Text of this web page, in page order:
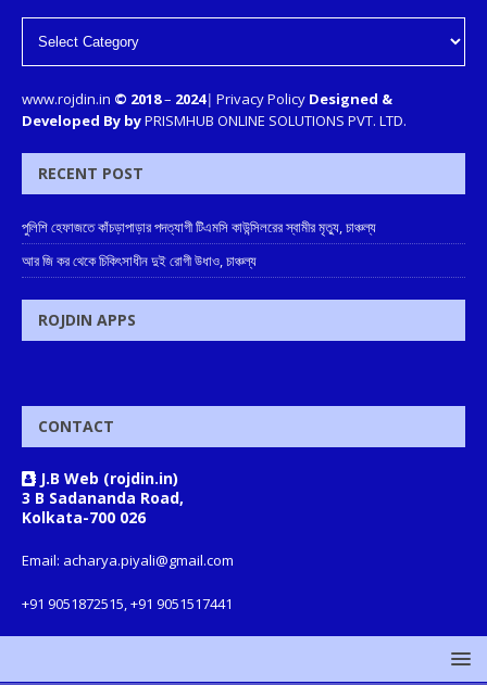
www.rojdin.in © 2018– 2024| Privacy Policy Designed &
Developed By byPRISMHUB ONLINE SOLUTIONS PVT. LTD.
RECENT POST
পুলিশি হেফাজতে কাঁচড়াপাড়ার পদত্যাগী টিএমসি কাউন্সিলরের স্বামীর মৃত্যু, চাঞ্চল্য
আর জি কর থেকে চিকিৎসাধীন দুই রোগী উধাও, চাঞ্চল্য
ROJDIN APPS
CONTACT
J.B Web (rojdin.in)
3 B Sadananda Road,
Kolkata-700 026
Email: acharya.piyali@gmail.com
+91 9051872515, +91 9051517441